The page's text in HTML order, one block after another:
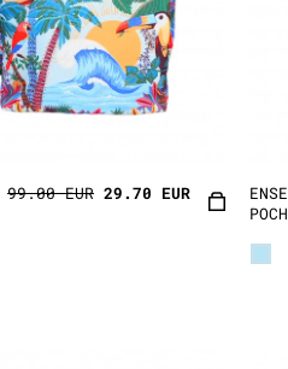
99.00 EUR 29.70 EUR